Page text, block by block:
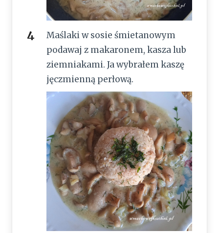
Maślaki w sosie śmietanowym
podawaj z makaronem, kasza lub
ziemniakami. Ja wybrałem kaszę
jęczmienną perłową.